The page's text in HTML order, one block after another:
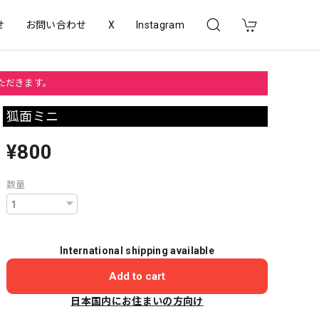
お問い合わせ X Instagram
きます。
狐面ミニ
¥800
数量
International shipping available
Add to cart
日本国内にお住まいの方向け